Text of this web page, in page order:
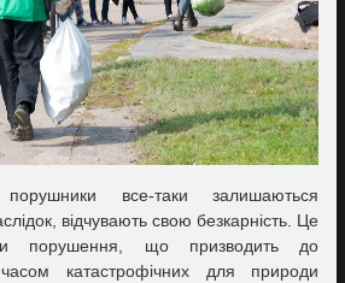
все-таки залишаються
відчувають свою безкарність. Це
порушення, що призводить до
катастрофічних для природи